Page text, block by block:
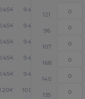
€ 9.40
121
€ 9.40
96
€ 9.40 +
107
€ 9.40 +
168
€ 9.40 +
140
€ 10.08 +
135